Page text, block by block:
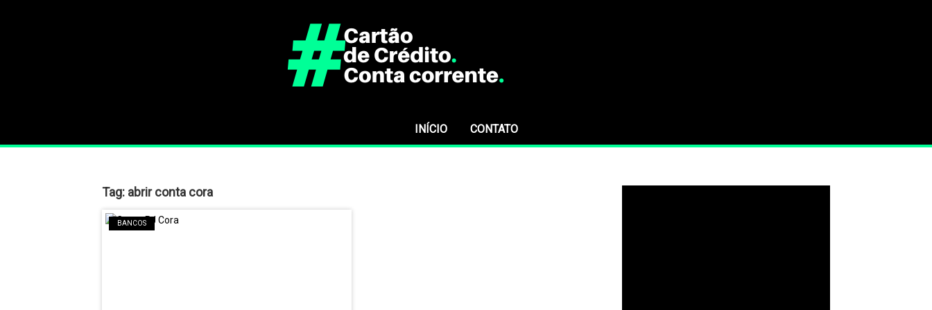
INÍCIO CONTATO
Tag: abrir conta cora
BANCOS